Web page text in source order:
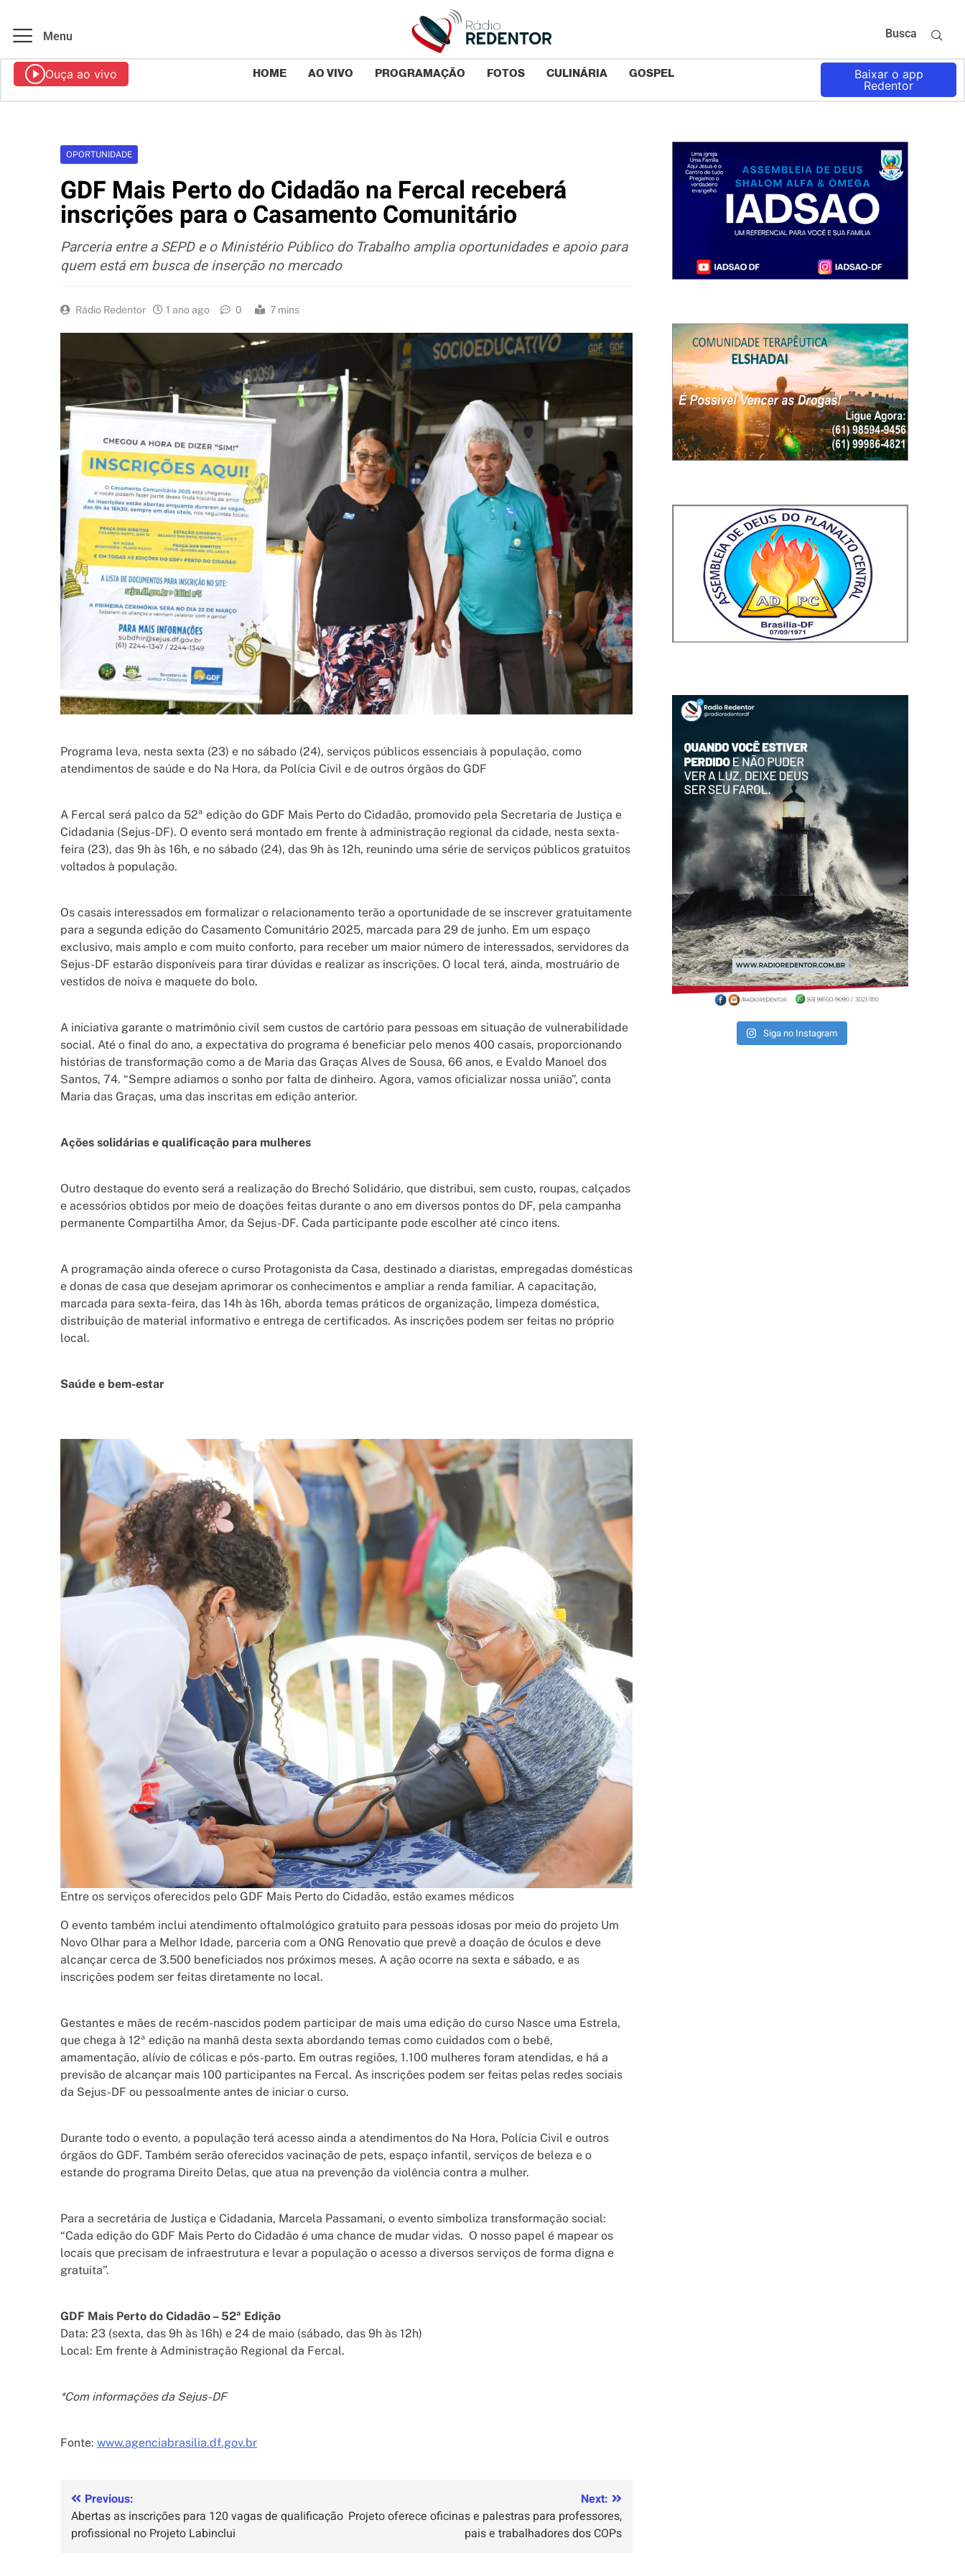
Menu Busca
Ouça ao vivo HOME AO VIVO PROGRAMAÇÃO FOTOS CULINÁRIA GOSPEL
Baixar o app
Redentor
OPORTUNIDADE
GDF Mais Perto do Cidadão na Fercal receberá
inscrições para o Casamento Comunitário
Parceria entre a SEPD e o Ministério Público do Trabalho amplia oportunidades e apoio para
quem está em busca de inserção no mercado
Rádio Redentor 1 ano ago 0 7 mins
Programa leva, nesta sexta (23) e no sábado (24), serviços públicos essenciais à população, como
atendimentos de saúde e do Na Hora, da Polícia Civil e de outros órgãos do GDF
A Fercal será palco da 52ª edição do GDF Mais Perto do Cidadão, promovido pela Secretaria de Justiça e
Cidadania (Sejus-DF). O evento será montado em frente à administração regional da cidade, nesta sexta-
feira (23), das 9h às 16h, e no sábado (24), das 9h às 12h, reunindo uma série de serviços públicos gratuitos
voltados à população.
Os casais interessados em formalizar o relacionamento terão a oportunidade de se inscrever gratuitamente
para a segunda edição do Casamento Comunitário 2025, marcada para 29 de junho. Em um espaço
exclusivo, mais amplo e com muito conforto, para receber um maior número de interessados, servidores da
Sejus-DF estarão disponíveis para tirar dúvidas e realizar as inscrições. O local terá, ainda, mostruário de
vestidos de noiva e maquete do bolo.
A iniciativa garante o matrimônio civil sem custos de cartório para pessoas em situação de vulnerabilidade
social. Até o final do ano, a expectativa do programa é beneficiar pelo menos 400 casais, proporcionando
histórias de transformação como a de Maria das Graças Alves de Sousa, 66 anos, e Evaldo Manoel dos
Santos, 74. “Sempre adiamos o sonho por falta de dinheiro. Agora, vamos oficializar nossa união”, conta
Maria das Graças, uma das inscritas em edição anterior.
Ações solidárias e qualificação para mulheres
Outro destaque do evento será a realização do Brechó Solidário, que distribui, sem custo, roupas, calçados
e acessórios obtidos por meio de doações feitas durante o ano em diversos pontos do DF, pela campanha
permanente Compartilha Amor, da Sejus-DF. Cada participante pode escolher até cinco itens.
A programação ainda oferece o curso Protagonista da Casa, destinado a diaristas, empregadas domésticas
e donas de casa que desejam aprimorar os conhecimentos e ampliar a renda familiar. A capacitação,
marcada para sexta-feira, das 14h às 16h, aborda temas práticos de organização, limpeza doméstica,
distribuição de material informativo e entrega de certificados. As inscrições podem ser feitas no próprio
local.
Saúde e bem-estar
Entre os serviços oferecidos pelo GDF Mais Perto do Cidadão, estão exames médicos
O evento também inclui atendimento oftalmológico gratuito para pessoas idosas por meio do projeto Um
Novo Olhar para a Melhor Idade, parceria com a ONG Renovatio que prevê a doação de óculos e deve
alcançar cerca de 3.500 beneficiados nos próximos meses. A ação ocorre na sexta e sábado, e as
inscrições podem ser feitas diretamente no local.
Gestantes e mães de recém-nascidos podem participar de mais uma edição do curso Nasce uma Estrela,
que chega à 12ª edição na manhã desta sexta abordando temas como cuidados com o bebê,
amamentação, alívio de cólicas e pós-parto. Em outras regiões, 1.100 mulheres foram atendidas, e há a
previsão de alcançar mais 100 participantes na Fercal. As inscrições podem ser feitas pelas redes sociais
da Sejus-DF ou pessoalmente antes de iniciar o curso.
Durante todo o evento, a população terá acesso ainda a atendimentos do Na Hora, Polícia Civil e outros
órgãos do GDF. Também serão oferecidos vacinação de pets, espaço infantil, serviços de beleza e o
estande do programa Direito Delas, que atua na prevenção da violência contra a mulher.
Para a secretária de Justiça e Cidadania, Marcela Passamani, o evento simboliza transformação social:
“Cada edição do GDF Mais Perto do Cidadão é uma chance de mudar vidas. O nosso papel é mapear os
locais que precisam de infraestrutura e levar a população o acesso a diversos serviços de forma digna e
gratuita”.
GDF Mais Perto do Cidadão – 52ª Edição
Data: 23 (sexta, das 9h às 16h) e 24 de maio (sábado, das 9h às 12h)
Local: Em frente à Administração Regional da Fercal.
*Com informações da Sejus-DF
Fonte: www.agenciabrasilia.df.gov.br
Previous:
Abertas as inscrições para 120 vagas de qualificação
profissional no Projeto Labinclui
Next:
Projeto oferece oficinas e palestras para professores,
pais e trabalhadores dos COPs
Siga no Instagram